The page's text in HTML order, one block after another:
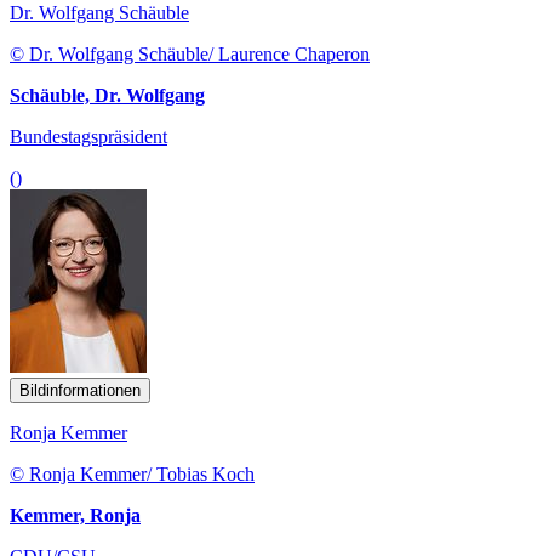
Dr. Wolfgang Schäuble
© Dr. Wolfgang Schäuble/ Laurence Chaperon
Schäuble, Dr. Wolfgang
Bundestagspräsident
()
Bildinformationen
Ronja Kemmer
© Ronja Kemmer/ Tobias Koch
Kemmer, Ronja